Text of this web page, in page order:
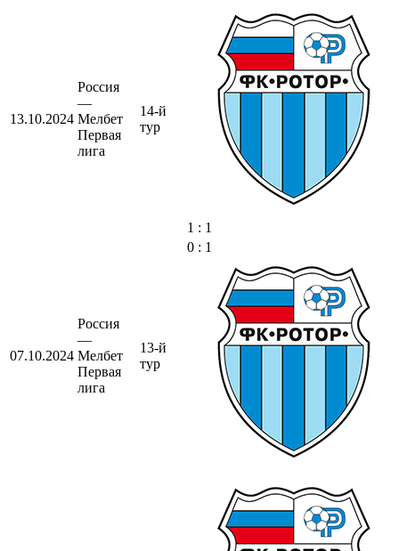
13.10.2024
Россия
—
Мелбет
Первая
лига
14-й
тур
1 : 1
07.10.2024
Россия
—
Мелбет
Первая
лига
13-й
тур
0 : 1